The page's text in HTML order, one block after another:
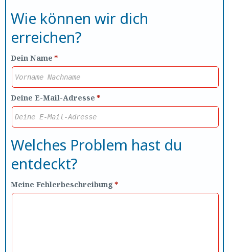
Wie können wir dich
erreichen?
Dein Name *
Deine E-Mail-Adresse *
Welches Problem hast du
entdeckt?
Meine Fehlerbeschreibung *